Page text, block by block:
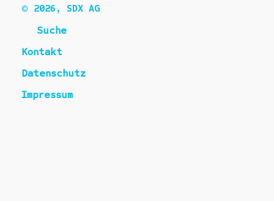
Impressum
Datenschutz
Kontakt
Suche
© 2026, SDX AG